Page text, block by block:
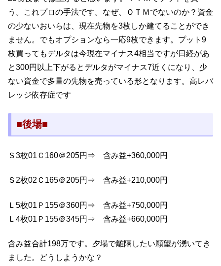
う。これプロの手法です。なぜ、ＯＴＭでないのか？資金
の少ないおいらは、現在先物を3枚しか建てることができ
ません。でもオプションなら一応9枚できます。プット9
枚買ってもデルタは今現在マイナス4相当ですが日経があ
と300円以上下がるとデルタがマイナス7近くになり、少
ない資金で多量の先物を売っている形となります。高レバ
レッジ依存症です
■後場■
Ｓ3枚01Ｃ160＠205円⇒ 含み益+360,000円
Ｓ2枚02Ｃ165＠205円⇒ 含み益+210,000円
Ｌ5枚01Ｐ155＠360円⇒ 含み益+750,000円
Ｌ4枚01Ｐ155＠345円⇒ 含み益+660,000円
含み益合計198万です。夕場で離隔したい願望が湧いてき
ました。どうしようかな？